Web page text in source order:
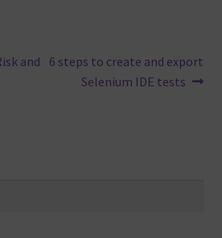
and
Nächster
Beitrag:
6 steps to create and export
Selenium IDE tests